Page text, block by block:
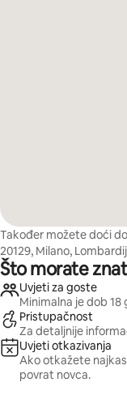
Također možete doći
20129, Milano,
Što morate
Uvjeti za goste
Minimalna je dob 18
Pristupačnost
Za detaljnije
Uvjeti otkazivanja
Ako otkažete
povrat novca.